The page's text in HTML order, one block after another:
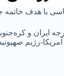
با هدف
ایران و
رژیم